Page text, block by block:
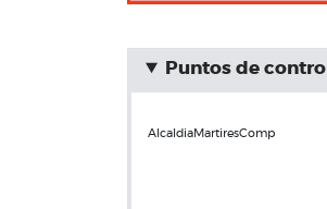
Puntos de control
AlcaldiaMartiresComp